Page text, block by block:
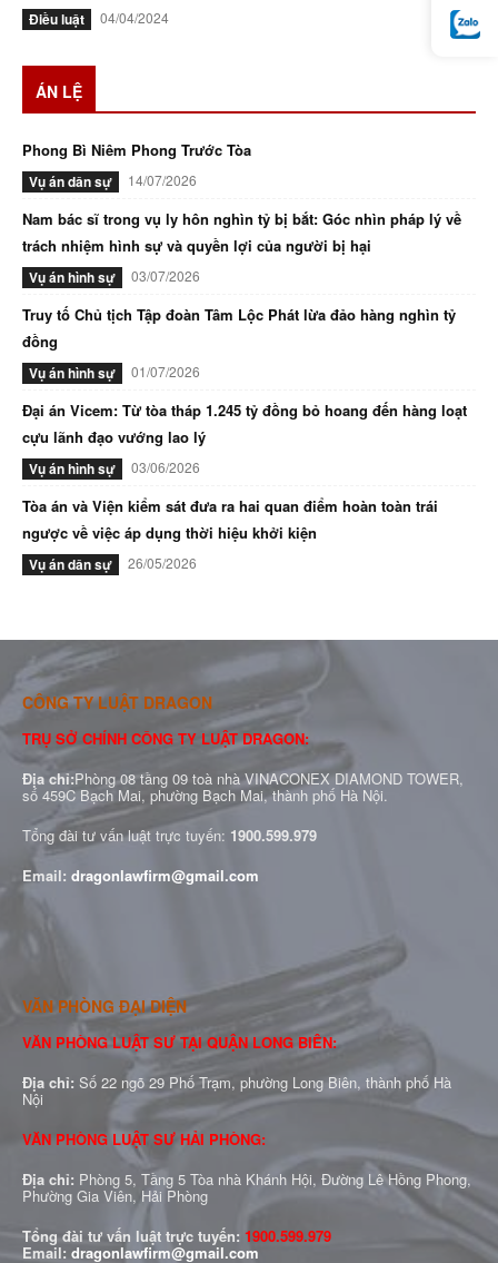
Điều luật 04/04/2024
ÁN LỆ
Phong Bì Niêm Phong Trước Tòa
Vụ án dân sự 14/07/2026
Nam bác sĩ trong vụ ly hôn nghìn tỷ bị bắt: Góc nhìn pháp lý về
trách nhiệm hình sự và quyền lợi của người bị hại
Vụ án hình sự 03/07/2026
Truy tố Chủ tịch Tập đoàn Tâm Lộc Phát lừa đảo hàng nghìn tỷ
đồng
Vụ án hình sự 01/07/2026
Đại án Vicem: Từ tòa tháp 1.245 tỷ đồng bỏ hoang đến hàng loạt
cựu lãnh đạo vướng lao lý
Vụ án hình sự 03/06/2026
Tòa án và Viện kiểm sát đưa ra hai quan điểm hoàn toàn trái
ngược về việc áp dụng thời hiệu khởi kiện
Vụ án dân sự 26/05/2026
CÔNG TY LUẬT DRAGON
TRỤ SỞ CHÍNH CÔNG TY LUẬT DRAGON:
Địa chỉ:Phòng 08 tầng 09 toà nhà VINACONEX DIAMOND TOWER,
số 459C Bạch Mai, phường Bạch Mai, thành phố Hà Nội.
Tổng đài tư vấn luật trực tuyến: 1900.599.979
Email: dragonlawfirm@gmail.com
VĂN PHÒNG ĐẠI DIỆN
VĂN PHÒNG LUẬT SƯ TẠI QUẬN LONG BIÊN:
Địa chỉ: Số 22 ngõ 29 Phố Trạm, phường Long Biên, thành phố Hà
Nội
VĂN PHÒNG LUẬT SƯ HẢI PHÒNG:
Địa chỉ: Phòng 5, Tầng 5 Tòa nhà Khánh Hội, Đường Lê Hồng Phong,
Phường Gia Viên, Hải Phòng
Tổng đài tư vấn luật trực tuyến: 1900.599.979
Email: dragonlawfirm@gmail.com